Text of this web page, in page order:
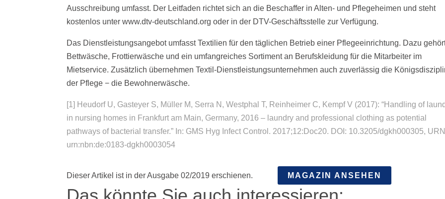
Ausschreibung umfasst. Der Leitfaden richtet sich an die Beschaffer in Alten- und Pflegeheimen und steht
kostenlos unter www.dtv-deutschland.org oder in der DTV-Geschäftsstelle zur Verfügung.
Das Dienstleistungsangebot umfasst Textilien für den täglichen Betrieb einer Pflegeeinrichtung. Dazu
Bettwäsche, Frottierwäsche und ein umfangreiches Sortiment an Berufskleidung für die Mitarbeiter im
Mietservice. Zusätzlich übernehmen Textil-Dienstleistungsunternehmen auch zuverlässig die
der Pflege − die Bewohnerwäsche.
[1] Heudorf U, Gasteyer S, Müller M, Serra N, Westphal T, Reinheimer C, Kempf V (2017): “Handling of
in nursing homes in Frankfurt am Main, Germany, 2016 – laundry and professional clothing as potential
pathways of bacterial transfer.” In: GMS Hyg Infect Control. 2017;12:Doc20. DOI: 10.3205/dgkh000305,
urn:nbn:de:0183-dgkh0003054
Dieser Artikel ist in der Ausgabe 02/2019 erschienen. MAGAZIN ANSEHEN